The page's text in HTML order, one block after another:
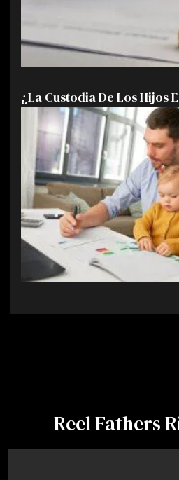
¿La Custodia De Los Hijos
Reel Fathers